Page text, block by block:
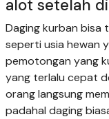
alot setelah
Daging kurban bisa
seperti usia hewan
pemotongan yang
yang terlalu cepat
orang langsung
padahal daging